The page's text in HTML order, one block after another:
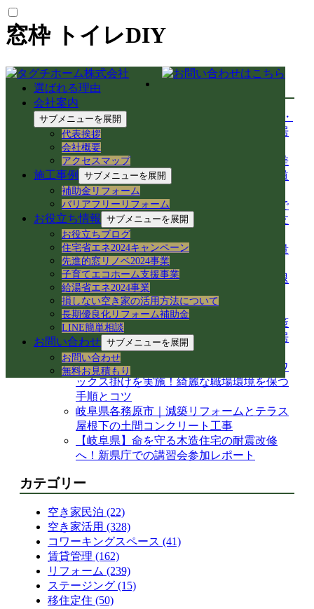
窓枠 トイレDIY
選ばれる理由
会社案内
サブメニューを展開
代表挨拶
会社概要
アクセスマップ
施工事例
サブメニューを展開
補助金リフォーム
バリアフリーリフォーム
お役立ち情報
サブメニューを展開
お役立ちブログ
住宅省エネ2024キャンペーン
先進的窓リノベ2024事業
子育てエコホーム支援事業
給湯省エネ2024事業
損しない空き家の活用方法について
長期優良化リフォーム補助金
LINE簡単相談
お問い合わせ サブメニューを展開
お問い合わせ
無料お見積もり
最新の投稿
【岐阜市のアパート管理】TVが映らない・
鍵が閉まりづらい不具合を即日解決！入居
者様サポート事例
【中山道今須宿】歴史と空き家再生が交差
する街！徳川家康ゆかりの石や妙応寺架道
橋を巡る
【空き家から空き家へ】家具レスキューで
地域おこし協力隊の新生活＆民泊活用を支
援！
岐阜県各務原市での空き家売買｜確定測量
と境界杭設置（境界確定）の重要性
岐阜県各務原市｜賃貸住宅の売却準備！退
去前の室内確認と修繕のご相談
岐阜市のアパートでシャワーホースを交
換！アダプター適合の注意点と水漏れ対策
岐阜県各務原市の空き家・賃貸管理｜入居
者募集とDIY補修のリアル
【岐阜県各務原市】事務所の大掃除＆床ワ
ックス掛けを実施！綺麗な職場環境を保つ
手順とコツ
岐阜県各務原市｜減築リフォームとテラス
屋根下の土間コンクリート工事
【岐阜県】命を守る木造住宅の耐震改修
へ！新県庁での講習会参加レポート
カテゴリー
空き家民泊 (22)
空き家活用 (328)
コワーキングスペース (41)
賃貸管理 (162)
リフォーム (239)
ステージング (15)
移住定住 (50)